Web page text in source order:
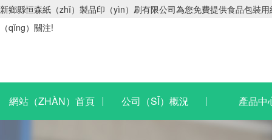
新鄉縣恒森紙（zhǐ）製品印（yìn）刷有限公司為您免費提供食品包裝
（qǐng）關注!
網站（ZHÀN）首頁 公司（SĪ）概況 產品中